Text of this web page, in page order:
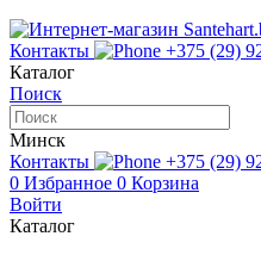
Контакты +375 (29)
Каталог
Поиск
Минск
Контакты
+375 (29)
0 Избранное 0 Корзина
Войти
Каталог